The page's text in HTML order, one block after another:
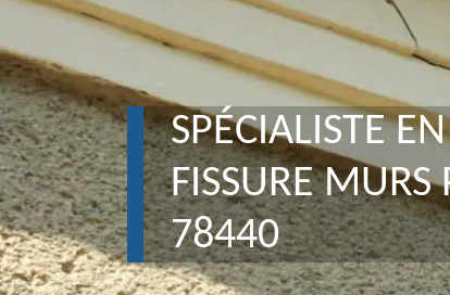
SPÉCIALISTE
FISSURE MURS
78440